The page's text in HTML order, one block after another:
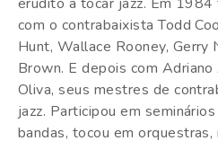
com o contrabaixista Todd
Hunt, Wallace Rooney,
Brown. E depois com
Oliva, seus mestres de
jazz. Participou em
bandas, tocou em